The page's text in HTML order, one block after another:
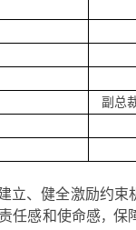
副总
立、健全激励约束
任感和使命感，保